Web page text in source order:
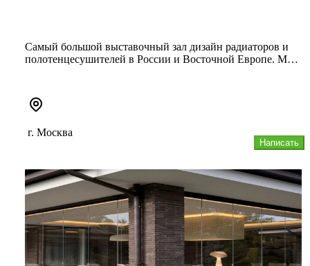
Самый большой выставочный зал дизайн радиаторов и
полотенцесушителей в России и Восточной Европе. Мы
Написать
г. Москва